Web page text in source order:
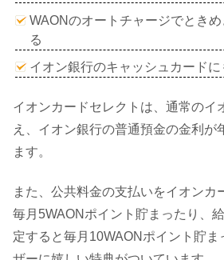
WAONのオートチャージでとき
る
イオン銀行のキャッシュカードに
イオンカードセレクトは、通常のイ
え、イオン銀行の普通預金の金利が
ます。
また、公共料金の支払いをイオンカ
毎月5WAONポイント貯まったり、
定すると毎月10WAONポイント貯ま